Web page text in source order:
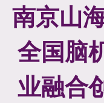
南京山
全国脑
业融合